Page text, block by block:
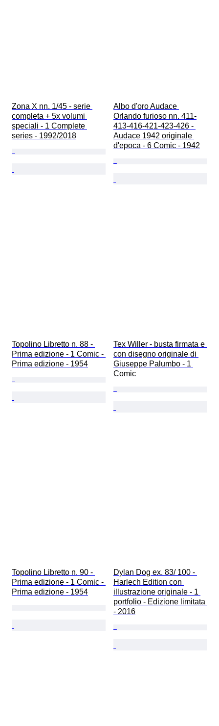
Zona X nn. 1/45 - serie
completa + 5x volumi
speciali - 1 Complete
series - 1992/2018
Albo d'oro Audace
Orlando furioso nn. 411-
413-416-421-423-426 -
Audace 1942 originale
d'epoca - 6 Comic - 1942
Topolino Libretto n. 88 -
Prima edizione - 1 Comic -
Prima edizione - 1954
Tex Willer - busta firmata e
con disegno originale di
Giuseppe Palumbo - 1
Comic
Topolino Libretto n. 90 -
Prima edizione - 1 Comic -
Prima edizione - 1954
Dylan Dog ex. 83/ 100 -
Harlech Edition con
illustrazione originale - 1
portfolio - Edizione limitata
- 2016